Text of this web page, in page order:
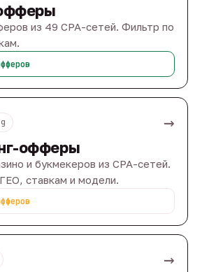
из 49 CPA-сетей. Фильтр по
→
офферы
и букмекеров из CPA-сетей.
ставкам и модели.
→